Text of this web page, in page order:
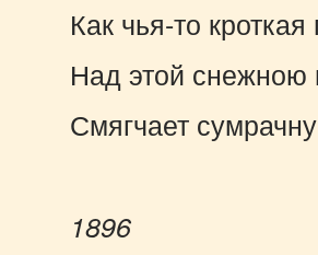
Как чья-то
Над этой снежною
Смягчает
1896